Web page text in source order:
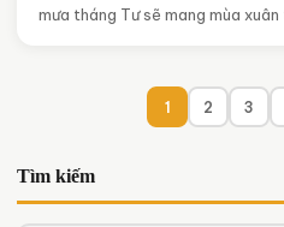
mưa tháng Tư sẽ mang mùa xuân
1 2 3
Tìm kiếm